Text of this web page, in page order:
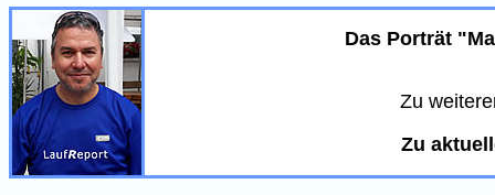
Das Porträt
Zu
Zu